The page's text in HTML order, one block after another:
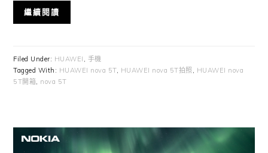
繼續閱讀
Filed Under: HUAWEI , 手機
Tagged With: HUAWEI nova 5T, HUAWEI nova 5T拍照 , HUAWEI nova
5T開箱, nova 5T